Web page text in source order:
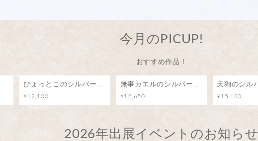
今月のPICUP!
おすすめ作品！
ひょっとこのシルバーブローチ（ピンバッジ）
¥12,100
無事カエルのシルバーペンダント/カエル号に乗って
¥12,650 ¥15,180
2026年出展イベントのお知らせ